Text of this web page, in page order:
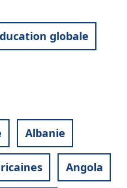
globale
Albanie
Angola